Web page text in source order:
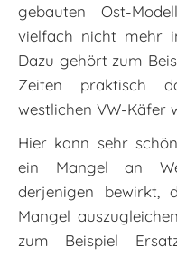
gebauten Ost-
vielfach nicht mehr
Dazu gehört zum
Zeiten praktisch
westlichen VW-Käfer
Hier kann sehr
ein Mangel an
derjenigen bewirkt,
Mangel
zum Beispiel